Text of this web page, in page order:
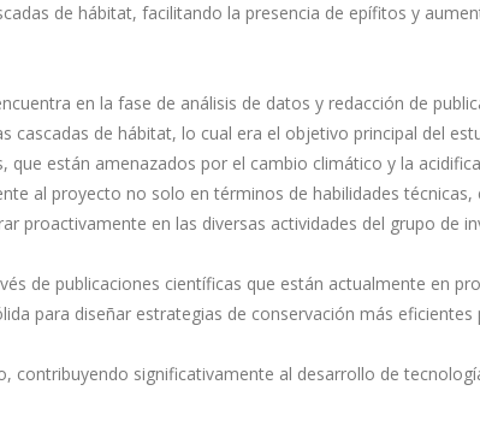
de hábitat, facilitando la presencia de epífitos y
en la fase de análisis de datos y redacción de
de hábitat, lo cual era el objetivo principal del
están amenazados por el cambio climático y la
al proyecto no solo en términos de habilidades
proactivamente en las diversas actividades del grupo de
de publicaciones científicas que están actualmente en
para diseñar estrategias de conservación más
contribuyendo significativamente al desarrollo de